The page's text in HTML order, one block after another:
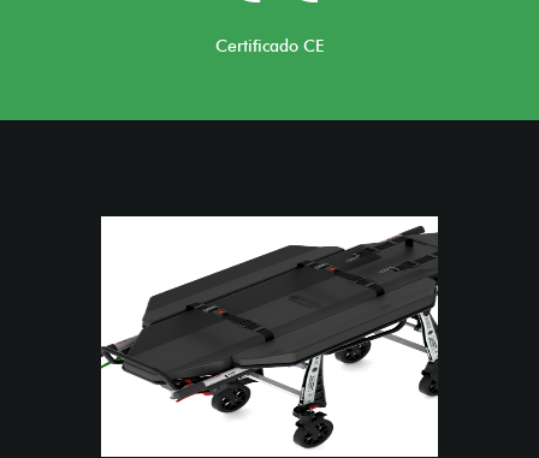
Certificado CE